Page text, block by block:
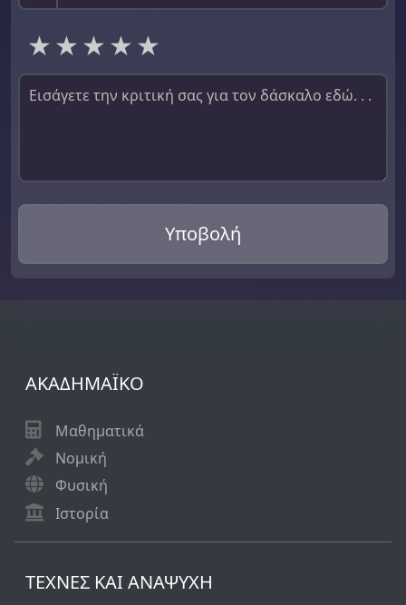
4 stars
3 stars
2 stars
1 star
Υποβολή
ΑΚΑΔΗΜΑΪΚO
Μαθηματικά
Νομική
Φυσική
Ιστορία
ΤΕΧΝΕΣ ΚΑΙ ΑΝΑΨΥΧΗ